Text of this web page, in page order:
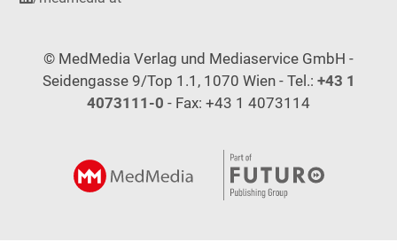
© MedMedia Verlag und Mediaservice GmbH -
Seidengasse 9/Top 1.1, 1070 Wien - Tel.: +43 1
4073111-0 - Fax: +43 1 4073114